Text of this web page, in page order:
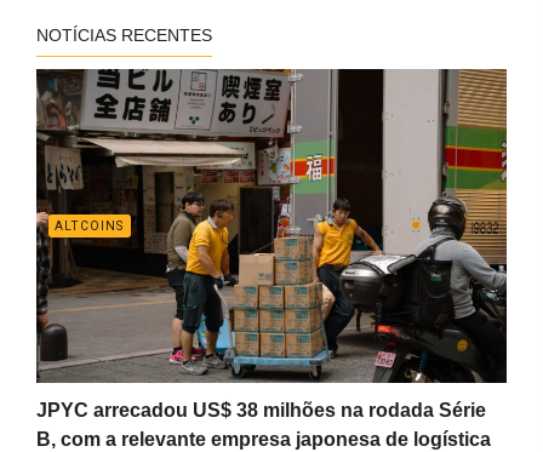
NOTÍCIAS RECENTES
ALTCOINS
JPYC arrecadou US$ 38 milhões na rodada Série
B, com a relevante empresa japonesa de logística